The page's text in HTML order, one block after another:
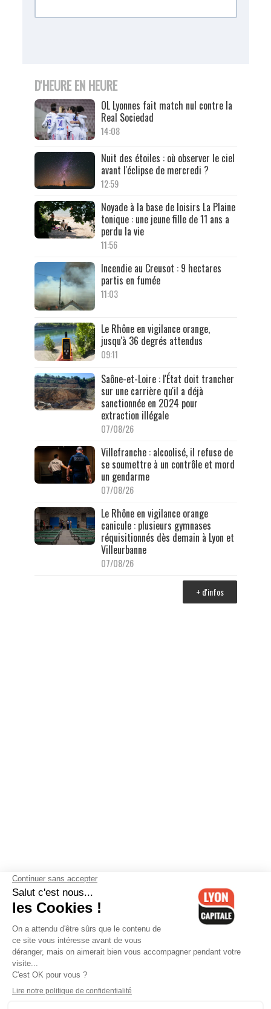
D'HEURE EN HEURE
OL Lyonnes fait match nul contre la
Real Sociedad
14:08
Nuit des étoiles : où observer le ciel
avant l'éclipse de mercredi ?
12:59
Noyade à la base de loisirs La Plaine
tonique : une jeune fille de 11 ans a
perdu la vie
11:56
Incendie au Creusot : 9 hectares
partis en fumée
11:03
Le Rhône en vigilance orange,
jusqu'à 36 degrés attendus
09:11
Saône-et-Loire : l'État doit trancher
sur une carrière qu'il a déjà
sanctionnée en 2024 pour
extraction illégale
07/08/26
Villefranche : alcoolisé, il refuse de
se soumettre à un contrôle et mord
un gendarme
07/08/26
Le Rhône en vigilance orange
canicule : plusieurs gymnases
réquisitionnés dès demain à Lyon et
Villeurbanne
07/08/26
+ d'infos